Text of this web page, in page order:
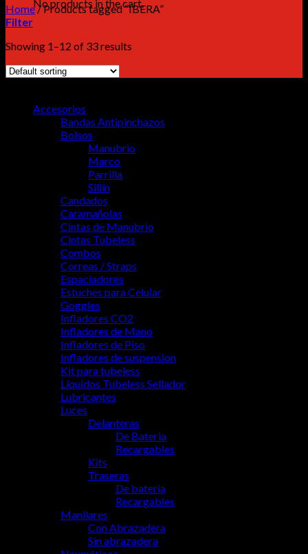
No products in the cart.
Home/Products tagged “IBERA”
Filter
Showing 1–12 of 33 results
Accesorios
Bandas Antipinchazos
Bolsos
Manubrio
Marco
Parrilla
Sillín
Candados
Caramañolas
Cintas de Manubrio
Cintas Tubeless
Combos
Correas / Straps
Espaciadores
Estuches para Celular
Goggles
Infladores CO2
Infladores de Mano
Infladores de Piso
Infladores de suspension
Kit para tubeless
Líquidos Tubeless Sellador
Lubricantes
Luces
Delanteras
De Bateria
Recargables
Kits
Traseras
De bateria
Recargables
Manilares
Con Abrazadera
Sin abrazadera